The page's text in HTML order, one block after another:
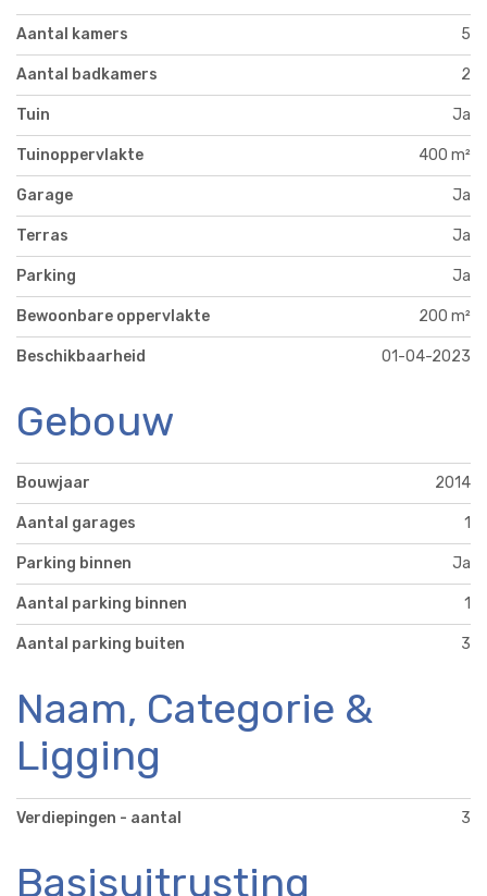
Aantal kamers 5
Aantal badkamers 2
Tuin Ja
Tuinoppervlakte 400 m²
Garage Ja
Terras Ja
Parking Ja
Bewoonbare oppervlakte 200 m²
Beschikbaarheid 01-04-2023
Gebouw
Bouwjaar 2014
Aantal garages 1
Parking binnen Ja
Aantal parking binnen 1
Aantal parking buiten 3
Naam, Categorie &
Ligging
Verdiepingen - aantal 3
Basisuitrusting